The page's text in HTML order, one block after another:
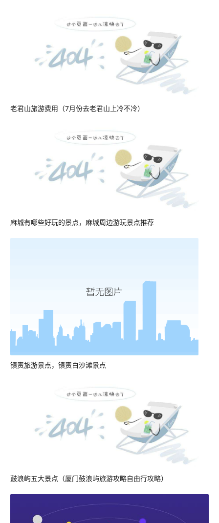
老君山旅游费用（7月份去老君山上冷不冷）
麻城有哪些好玩的景点，麻城周边游玩景点推荐
镇赉旅游景点，镇赉白沙滩景点
鼓浪屿五大景点（厦门鼓浪屿旅游攻略自由行攻略）